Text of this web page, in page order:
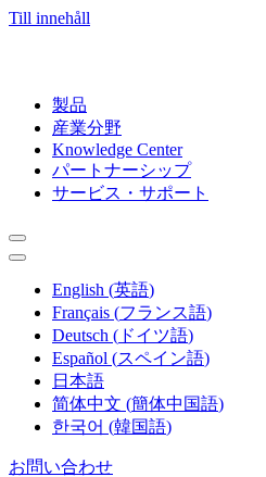
Till innehåll
製品
産業分野
Knowledge Center
パートナーシップ
サービス・サポート
English (英語)
Français (フランス語)
Deutsch ( ドイツ語)
Español (スペイン語)
日本語
简体中文 (簡体中国語)
한국어 (韓国語)
お問い合わせ